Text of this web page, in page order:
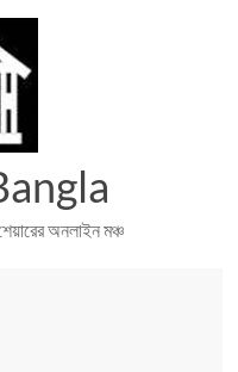
অনলাইন মঞ্চ